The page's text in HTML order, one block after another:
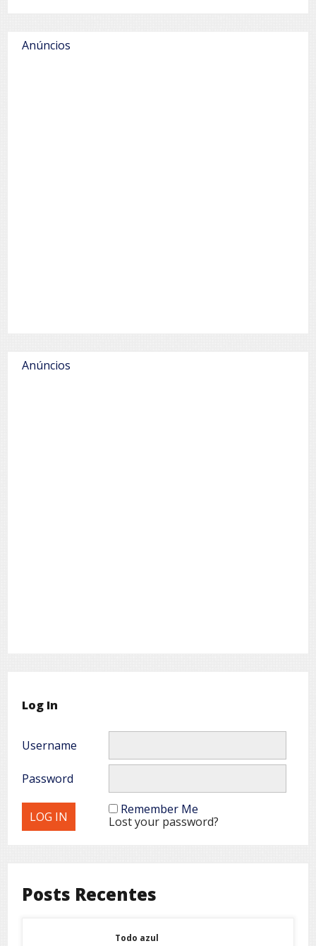
Anúncios
Anúncios
Remember Me
Lost your password?
5 de agosto de 2026